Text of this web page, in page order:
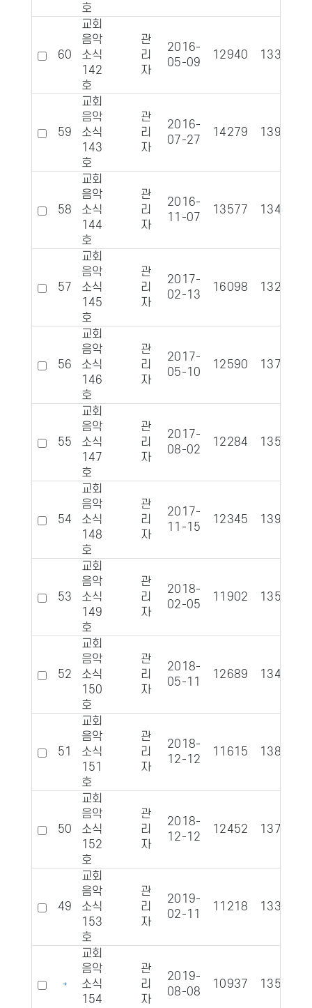
호
60
교회
음악
소식
142
호
관
리
자
2016-
05-09
12940 1331
59
교회
음악
소식
143
호
관
리
자
2016-
07-27
14279 1391
58
교회
음악
소식
144
호
관
리
자
2016-
11-07
13577 1340
57
교회
음악
소식
145
호
관
리
자
2017-
02-13
16098 1329
56
교회
음악
소식
146
호
관
리
자
2017-
05-10
12590 1378
55
교회
음악
소식
147
호
관
리
자
2017-
08-02
12284 1358
54
교회
음악
소식
148
호
관
리
자
2017-
11-15
12345 1392
53
교회
음악
소식
149
호
관
리
자
2018-
02-05
11902 1350
52
교회
음악
소식
150
호
관
리
자
2018-
05-11
12689 1346
51
교회
음악
소식
151
호
관
리
자
2018-
12-12
11615 1388
50
교회
음악
소식
152
호
관
리
자
2018-
12-12
12452 1372
49
교회
음악
소식
153
호
관
리
자
2019-
02-11
11218 1331
교회
음악
소식
154
관
리
자
2019-
08-08
10937 1355